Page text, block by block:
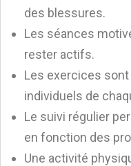
des blessures.
Les séances
rester actifs.
Les exercices
individuels de
Le suivi régulier
en fonction des
Une activité